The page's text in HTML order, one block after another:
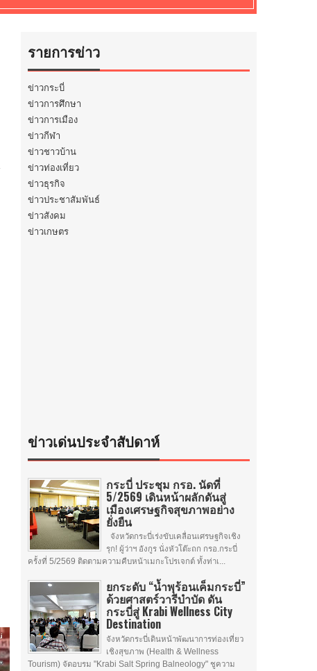
รายการข่าว
ข่าวกระบี่
ข่าวการศึกษา
ข่าวการเมือง
ข่าวกีฬา
ข่าวชาวบ้าน
ข่าวท่องเที่ยว
ข่าวธุรกิจ
ข่าวประชาสัมพันธ์
ข่าวสังคม
ข่าวเกษตร
ข่าวเด่นประจำสัปดาห์
กระบี่ ประชุม กรอ. นัดที่
5/2569 เดินหน้าผลักดันสู่
เมืองเศรษฐกิจสุขภาพอย่าง
ยั่งยืน
จังหวัดกระบี่เร่งขับเคลื่อนเศรษฐกิจเชิง
รุก! ผู้ว่าฯ อังกูร นั่งหัวโต๊ะถก กรอ.กระบี่
ครั้งที่ 5/2569 ติดตามความคืบหน้าเมกะโปรเจกต์ ทั้งท่าเ...
ยกระดับ “น้ำพุร้อนเค็มกระบี่”
ด้วยศาสตร์วารีบำบัด ดัน
กระบี่สู่ Krabi Wellness City
Destination
จังหวัดกระบี่เดินหน้าพัฒนาการท่องเที่ยว
เชิงสุขภาพ (Health & Wellness
Tourism) จัดอบรม "Krabi Salt Spring Balneology" ชูความ